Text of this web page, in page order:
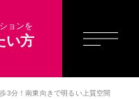
ョンを
い方
3分！南東向きで明るい上質空間